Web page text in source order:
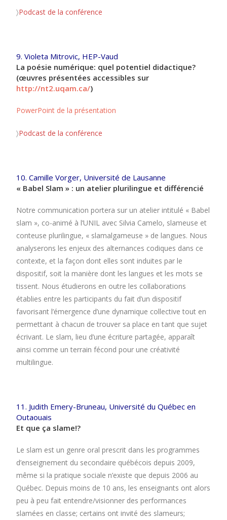
〉Podcast de la conférence
9. Violeta Mitrovic, HEP-Vaud
La poésie numérique: quel potentiel didactique?
(œuvres présentées accessibles sur
http://nt2.uqam.ca/)
PowerPoint de la présentation
〉Podcast de la conférence
10. Camille Vorger, Université de Lausanne
« Babel Slam » : un atelier plurilingue et différencié
Notre communication portera sur un atelier intitulé « Babel
slam », co-animé à l’UNIL avec Silvia Camelo, slameuse et
conteuse plurilingue, « slamalgameuse » de langues. Nous
analyserons les enjeux des alternances codiques dans ce
contexte, et la façon dont elles sont induites par le
dispositif, soit la manière dont les langues et les mots se
tissent. Nous étudierons en outre les collaborations
établies entre les participants du fait d’un dispositif
favorisant l’émergence d’une dynamique collective tout en
permettant à chacun de trouver sa place en tant que sujet
écrivant. Le slam, lieu d’une écriture partagée, apparaît
ainsi comme un terrain fécond pour une créativité
multilingue.
11. Judith Emery-Bruneau, Université du Québec en
Outaouais
Et que ça slame!?
Le slam est un genre oral prescrit dans les programmes
d’enseignement du secondaire québécois depuis 2009,
même si la pratique sociale n’existe que depuis 2006 au
Québec. Depuis moins de 10 ans, les enseignants ont alors
peu à peu fait entendre/visionner des performances
slamées en classe; certains ont invité des slameurs;